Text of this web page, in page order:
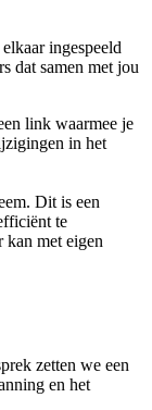
ingespeeld
dat samen met jou
link waarmee je
in het
Dit is een
te
kan met eigen
zetten we een
en het